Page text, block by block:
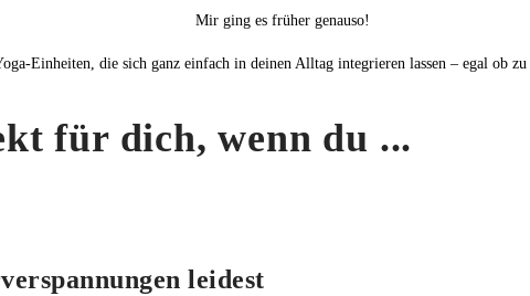
Mir ging es früher genauso!
Einheiten, die sich ganz einfach in deinen Alltag integrieren lassen – egal ob
für dich, wenn du ...
leidest